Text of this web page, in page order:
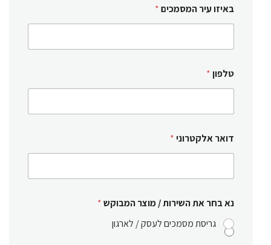
באיזו עיר המסמכים*
טלפון*
דואר אלקטרוני*
נא בחר את השירות / מוצר המבוקש*
גריסת מסמכים לעסק / לארגון